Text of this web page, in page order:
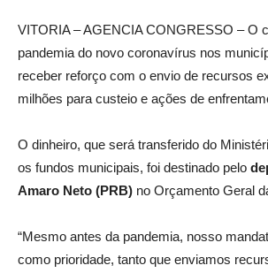
VITORIA – AGENCIA CONGRESSO – O
pandemia do novo coronavírus nos
receber reforço com o envio de recursos
milhões para custeio e ações de
O dinheiro, que será transferido do
os fundos municipais, foi destinado pelo
Amaro Neto (PRB) no Orçamento Geral
“Mesmo antes da pandemia, nosso
como prioridade, tanto que enviamos